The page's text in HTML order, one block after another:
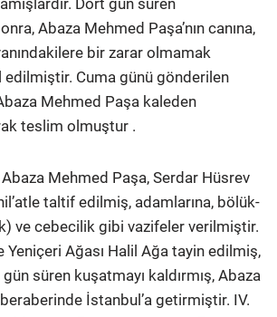
Abaza Mehmed Paşa’nın canına,
bir zarar olmamak
edilmiştir. Cuma günü gönderilen
Mehmed Paşa kaleden
teslim olmuştur .
Mehmed Paşa, Serdar Hüsrev
taltif edilmiş, adamlarına, bölük-
ve cebecilik gibi vazifeler verilmiştir.
Yeniçeri Ağası Halil Ağa tayin edilmiş,
süren kuşatmayı kaldırmış, Abaza
beraberinde İstanbul’a getirmiştir. IV.